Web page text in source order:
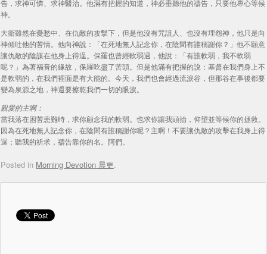
告，求神可憐、求神醫治。他滿有把握的知道，神必垂聽他的禱告，只要他專心等候
神。
大衛雖然在憂愁中、在仇敵的攻擊下，但是他沒有咒詛人、也沒有埋怨神，他只是向
神傾吐他的苦情。他向神說：「在死地無人記念你，在陰間有誰稱謝你？」他不願意
讓仇敵的陰謀在他身上得逞。保羅也曾經軟弱過，他說：「有誰軟弱，我不軟弱
呢？」為著福音的緣故，保羅吃盡了苦頭。但是他滿有把握的說：基督在我們身上不
是軟弱的，在我們裡面是有大能的。今天，我們也會經過流淚谷，但那谷在事後都要
變為泉源之地，神還要擦乾我們一切的眼淚。
親愛的主啊：
當我落在困苦患難時，求你顧念我的軟弱。也求你讓我頭抬，仰望並等候你的拯救。
因為在死地無人記念你，在陰間有誰稱謝你呢？主啊！不要讓仇敵的攻擊在我身上得
逞；聽我的祈求，禱告靠你的名。阿們。
Posted in Morning Devotion 晨更.